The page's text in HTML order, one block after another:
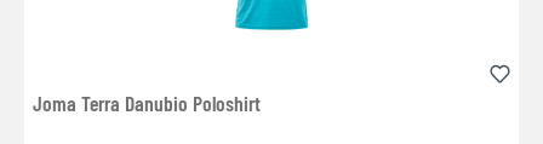
Joma Terra Danubio Poloshirt